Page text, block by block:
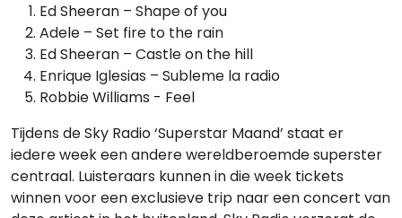
Ed Sheeran – Shape of you
Adele – Set fire to the rain
Ed Sheeran – Castle on the hill
Enrique Iglesias – Subleme la radio
Robbie Williams - Feel
Tijdens de Sky Radio ‘Superstar Maand’ staat er
iedere week een andere wereldberoemde superster
centraal. Luisteraars kunnen in die week tickets
winnen voor een exclusieve trip naar een concert van